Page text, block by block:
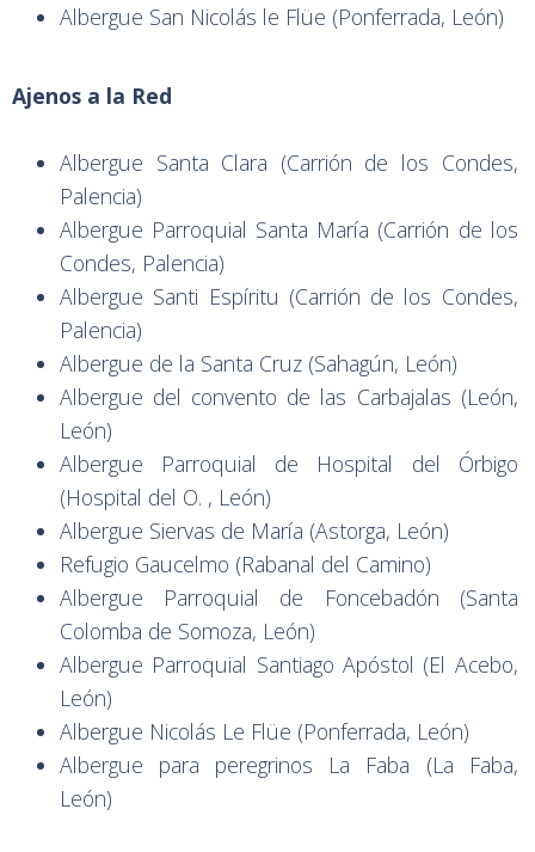
Albergue San Nicolás le Flüe (Ponferrada, León)
Ajenos a la Red
Albergue Santa Clara (Carrión de los Condes,
Palencia)
Albergue Parroquial Santa María (Carrión de los
Condes, Palencia)
Albergue Santi Espíritu (Carrión de los Condes,
Palencia)
Albergue de la Santa Cruz (Sahagún, León)
Albergue del convento de las Carbajalas (León,
León)
Albergue Parroquial de Hospital del Órbigo
(Hospital del O. , León)
Albergue Siervas de María (Astorga, León)
Refugio Gaucelmo (Rabanal del Camino)
Albergue Parroquial de Foncebadón (Santa
Colomba de Somoza, León)
Albergue Parroquial Santiago Apóstol (El Acebo,
León)
Albergue Nicolás Le Flüe (Ponferrada, León)
Albergue para peregrinos La Faba (La Faba,
León)